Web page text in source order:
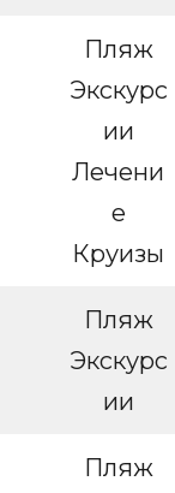
Пляж
Экскурс
ии
Лечени
е
Круизы
Пляж
Экскурс
ии
Пляж